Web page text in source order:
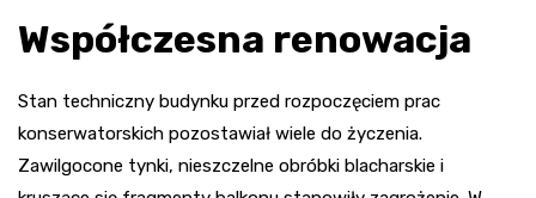
Współczesna renowacja
Stan techniczny budynku przed rozpoczęciem prac
konserwatorskich pozostawiał wiele do życzenia.
Zawilgocone tynki, nieszczelne obróbki blacharskie i